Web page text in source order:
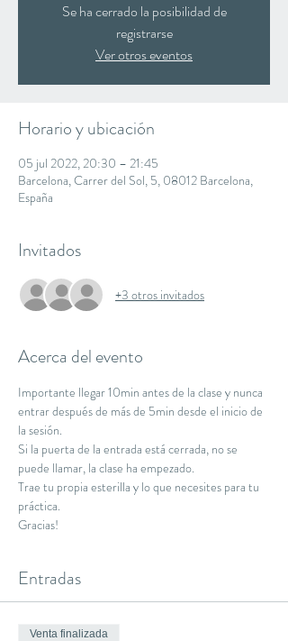
Se ha cerrado la posibilidad de
registrarse
Ver otros eventos
Horario y ubicación
05 jul 2022, 20:30 – 21:45
Barcelona, Carrer del Sol, 5, 08012 Barcelona,
España
Invitados
+3 otros invitados
Acerca del evento
Importante llegar 10min antes de la clase y nunca
entrar después de más de 5min desde el inicio de
la sesión.
Si la puerta de la entrada está cerrada, no se
puede llamar, la clase ha empezado.
Trae tu propia esterilla y lo que necesites para tu
práctica.
Gracias!
Entradas
Venta finalizada